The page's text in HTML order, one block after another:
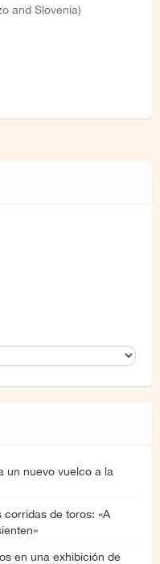
and Slovenia)
un nuevo vuelco a la
corridas de toros: «A
en una exhibición de